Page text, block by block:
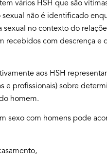
vários HSH que são
não é identificado
no contexto do
recebidos com descrença e
aos HSH
e profissionais) sobre
homem.
sexo com homens pode